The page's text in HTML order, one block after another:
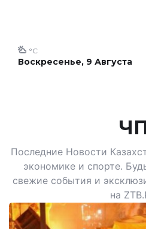
Воскресенье, 9 Августа
°C
Последние Новости
экономике и спорте.
свежие события и
на